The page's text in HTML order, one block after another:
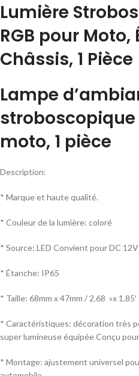
Lumière
RGB pour
Châssis, 1 Pièce
Lampe
stroboscopique
moto, 1 pièce
Description:
* Marque et haute qualité.
* Couleur de la lumière: coloré
* Source: LED Convient pour DC 12V
* Étanche: IP65
* Taille: 68mm x 47mm / 2.68 »x 1.85′
* Caractéristiques: décoration très
super lumineuse équipée Conçu
* Montage: ajustement universel